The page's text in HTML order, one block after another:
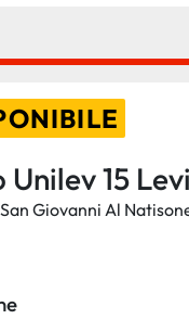
Unilev 15
San Giovanni Al